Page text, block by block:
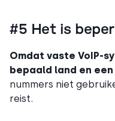
#5 Het is
Omdat vaste VoIP-
bepaald land en
nummers niet
reist.